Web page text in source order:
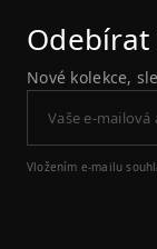
Nové kolekce,
Vložením e-mailu